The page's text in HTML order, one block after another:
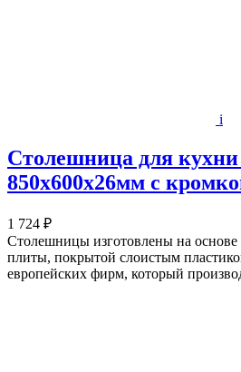
i
Столешница для
850х600x26мм с
1 724 ₽
Столешницы изготовлены на основе
плиты, покрытой слоистым
европейских фирм, который